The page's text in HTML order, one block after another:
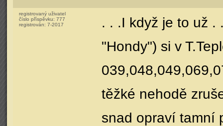
registrovaný uživatel
číslo příspěvku: 777
registrován: 7-2017
. . .I když je to už .
"Hondy") si v
těžké nehodě
snad opraví tamní